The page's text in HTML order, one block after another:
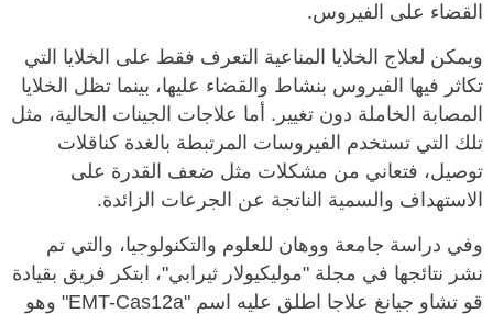
القضاء على الفيروس.
ويمكن لعلاج الخلايا المناعية التعرف فقط على الخلايا التي
تكاثر فيها الفيروس بنشاط والقضاء عليها، بينما تظل الخلايا
المصابة الخاملة دون تغيير. أما علاجات الجينات الحالية، مثل
تلك التي تستخدم الفيروسات المرتبطة بالغدة كناقلات
توصيل، فتعاني من مشكلات مثل ضعف القدرة على
الاستهداف والسمية الناتجة عن الجرعات الزائدة.
وفي دراسة جامعة ووهان للعلوم والتكنولوجيا، والتي تم
نشر نتائجها في مجلة "موليكيولار ثيرابي"، ابتكر فريق بقيادة
قو تشاو جيانغ علاجا اطلق عليه اسم "EMT-Cas12a" وهو